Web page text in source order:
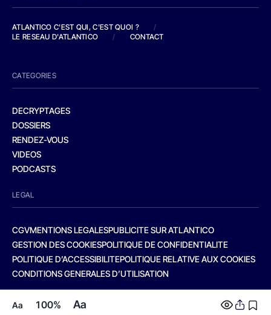
Aa 100% Aa
ATLANTICO C'EST QUI, C'EST QUOI ?
/
LE RESEAU D'ATLANTICO
/ CONTACT
CATEGORIES
DECRYPTAGES
DOSSIERS
RENDEZ-VOUS
VIDEOS
PODCASTS
LEGAL
CGVMENTIONS LEGALESPUBLICITE SUR ATLANTICO
GESTION DES COOKIESPOLITIQUE DE CONFIDENTIALITE
POLITIQUE D’ACCESSIBILITEPOLITIQUE RELATIVE AUX COOKIES
CONDITIONS GENERALES D’UTILISATION